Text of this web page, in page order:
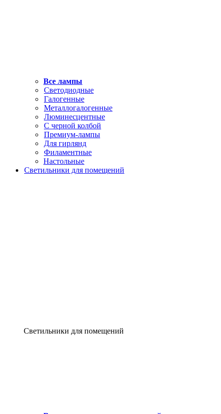
Все лампы
Светодиодные
Галогенные
Металлогалогенные
Люминесцентные
С черной колбой
Премиум-лампы
Для гирлянд
Филаментные
Настольные
Светильники для помещений
Светильники для помещений